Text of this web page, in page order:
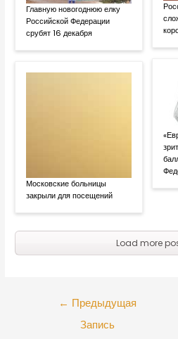
Главную новогоднюю елку
Российской Федерации
срубят 16 декабря
Московские больницы
закрыли для посещений
Load more
← Предыдущая
Запись